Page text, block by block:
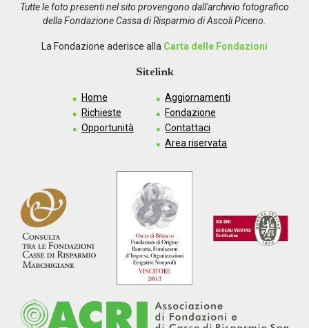
Tutte le foto presenti nel sito provengono dall'archivio fotografico
della Fondazione Cassa di Risparmio di Ascoli Piceno.
La Fondazione aderisce alla Carta delle Fondazioni
Sitelink
Home
Richieste
Opportunità
Aggiornamenti
Fondazione
Contattaci
Area riservata